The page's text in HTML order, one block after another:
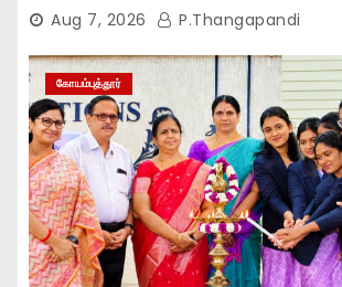
Aug 7, 2026 P.Thangapandi
கோயம்புத்தூர்